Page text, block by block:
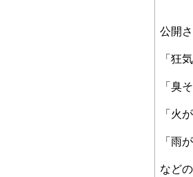
公開
「狂
「臭
「火
「雨
など